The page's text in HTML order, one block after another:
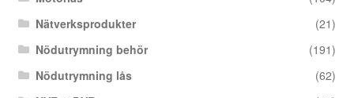
Nätverksprodukter
(21)
Nödutrymning behör
(191)
Nödutrymning lås
(62)